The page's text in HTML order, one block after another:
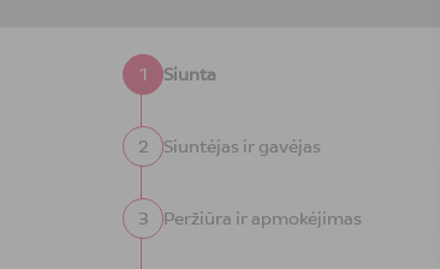
1 Siunta
2 Siuntėjas ir gavėjas
3 Peržiūra ir apmokėjimas